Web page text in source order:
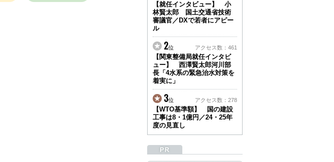
●ゴールデンウィークに
伴う情報更新停止のお知
らせ(05/02～05/10)●
ユーザー各位
建設資料館をご利用いた
だき、誠に有難うござい
ます。
下記の期間につきまし
て、弊社休業のため情報
更新を停止させていただ
きます。
【期間】５月２日(土)～
５月１０日(日)
上記の期間、情報の更新
がされませんので、ご了
い申し上げます。
【就任インタビュー】 小
林賢太郎 国土交通省技術
審議官／DXで若者にアピー
ル
2位 アクセス数：461
【関東整備局就任インタビ
ュー】 西澤賢太郎河川部
長「4水系の緊急治水対策を
着実に」
3位 アクセス数：278
【WTO基準額】 国の建設
工事は8・1億円／24・25年
度の見直し